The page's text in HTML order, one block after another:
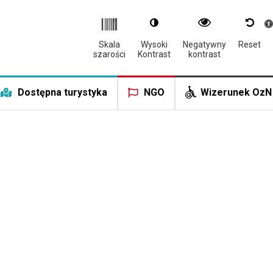
Skala
szarości
Wysoki
Kontrast
Negatywny
kontrast
Reset
Dostępna turystyka NGO Wizerunek OzN